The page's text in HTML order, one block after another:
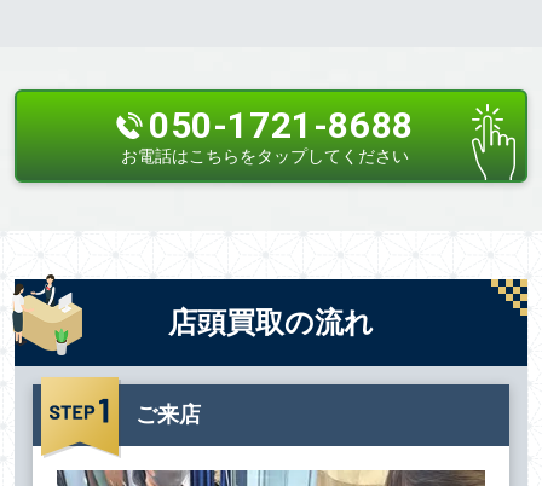
050-1721-8688
お電話はこちらをタップしてください
店頭買取の流れ
ご来店